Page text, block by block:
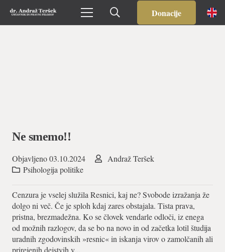
Donacije
Ne smemo!!
Objavljeno03.10.2024
Andraž Teršek
Psihologija politike
Cenzura je vselej služila Resnici, kaj ne? Svobode izražanja že
dolgo ni več. Če je sploh kdaj zares obstajala. Tista prava,
pristna, brezmadežna. Ko se človek vendarle odloči, iz enega
od možnih razlogov, da se bo na novo in od začetka lotil študija
uradnih zgodovinskih »resnic« in iskanja virov o zamolčanih ali
prirejenih dejstvih v...